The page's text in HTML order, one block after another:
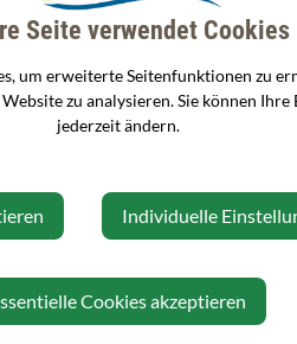
Seite verwendet Cookies
um erweiterte Seitenfunktionen zu
zu analysieren. Sie können Ihre
jederzeit ändern.
Individuelle
Cookies akzeptieren